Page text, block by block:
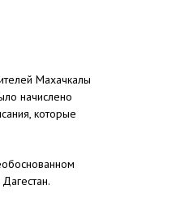
Махачкалы
начислено
которые